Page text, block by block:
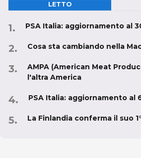
LETTO
PSA Italia: aggiornamento al
Cosa sta cambiando nella
AMPA (American Meat
l'altra America
PSA Italia: aggiornamento al
La Finlandia conferma il suo